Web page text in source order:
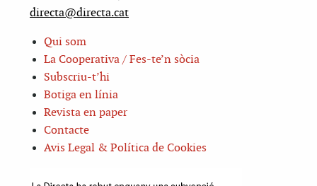
directa@directa.cat
Qui som
La Cooperativa / Fes-te’n sòcia
Subscriu-t’hi
Botiga en línia
Revista en paper
Contacte
Avis Legal & Política de Cookies